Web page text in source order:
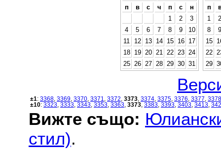
п
в с ч п с
н
1
2
3
4
5 6 7 8 9
10
11
12 13 14 15 16
17
18
19 20 21 22 23
24
25
26 27 28 29 30 31
п
1
2
8
9
15
22
29
±1: 3368 3369 3370 3371 3372 3373 3374 3375 3376 3377 3378
±10: 3323 3333 3343 3353 3363 3373 3383 3393 3403 3413
Вижте също:
стил).